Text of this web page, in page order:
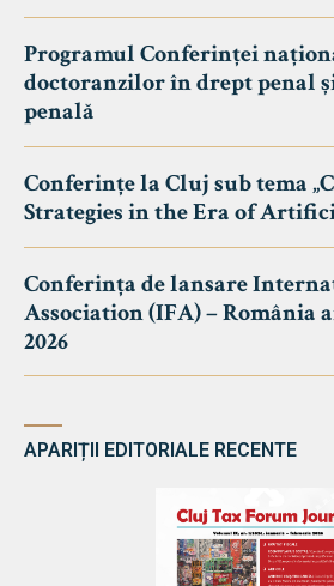
Programul Conferinței
doctoranzilor în drept penal
penală
Conferințe la Cluj sub tema
Strategies in the Era of
Conferința de lansare
Association (IFA) – România
2026
APARIȚII EDITORIALE RECENTE